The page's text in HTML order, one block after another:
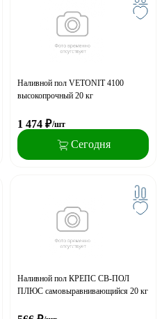
Наливной пол VETONIT 4100
высокопрочный 20 кг
1 474 ₽/шт
Сегодня
Наливной пол КРЕПС СВ-ПОЛ
ПЛЮС самовыравнивающийся 20 кг